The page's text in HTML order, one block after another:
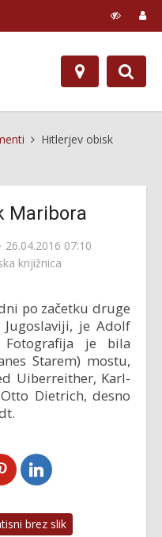
Hitlerjev obisk
Maribora
26.04.2016 07:10
knjižnica
po začetku druge
je Adolf
je bila
Starem) mostu,
Uiberreither, Karl-
Dietrich, desno
brez slik